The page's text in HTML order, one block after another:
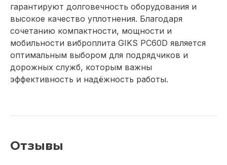
гарантируют долговечность оборудования и
высокое качество уплотнения. Благодаря
сочетанию компактности, мощности и
мобильности виброплита GIKS PC60D является
оптимальным выбором для подрядчиков и
дорожных служб, которым важны
эффективность и надёжность работы.
Отзывы